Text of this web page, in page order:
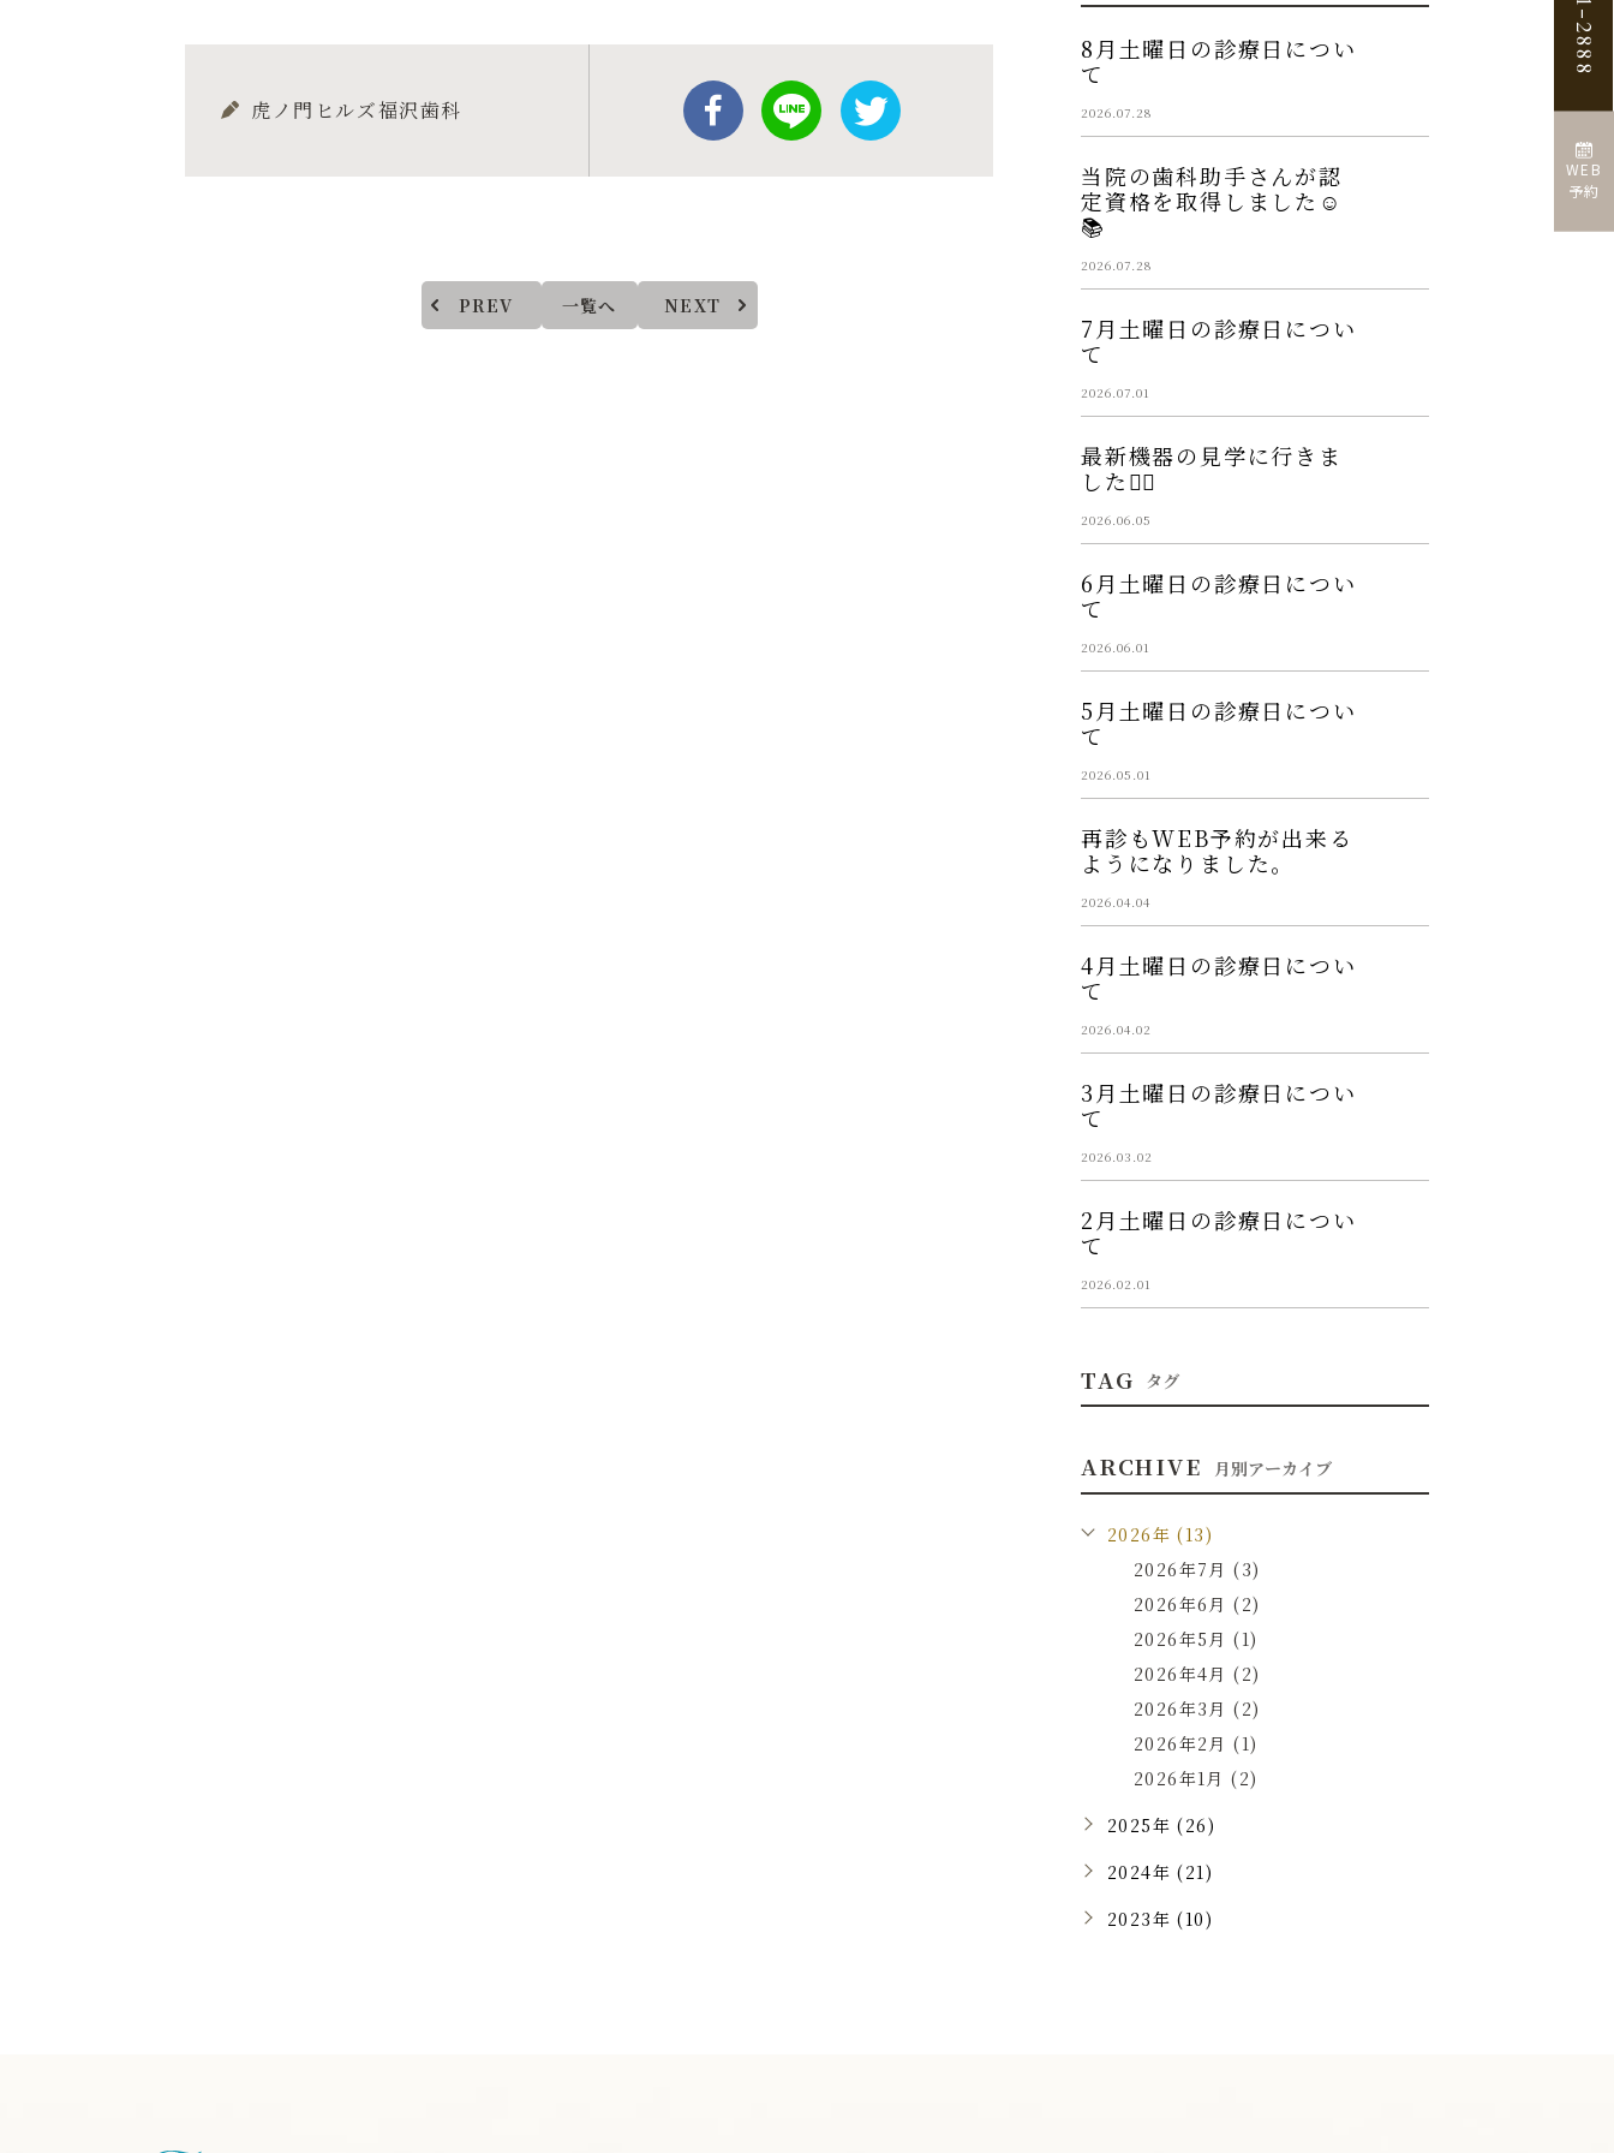
虎ノ門ヒルズ福沢歯科
PREV 一覧へ NEXT
8月土曜日の診療日につい
て
2026.07.28
当院の歯科助手さんが認
定資格を取得しました☺️
📚
2026.07.28
7月土曜日の診療日につい
て
2026.07.01
最新機器の見学に行きま
した👩‍⚕️
2026.06.05
6月土曜日の診療日につい
て
2026.06.01
5月土曜日の診療日につい
て
2026.05.01
再診もWEB予約が出来る
ようになりました。
2026.04.04
4月土曜日の診療日につい
て
2026.04.02
3月土曜日の診療日につい
て
2026.03.02
2月土曜日の診療日につい
て
2026.02.01
TAG タグ
ARCHIVE 月別アーカイブ
2026年 (13)
2026年7月 (3)
2026年6月 (2)
2026年5月 (1)
2026年4月 (2)
2026年3月 (2)
2026年2月 (1)
2026年1月 (2)
2025年 (26)
2024年 (21)
2023年 (10)
WEB
予約